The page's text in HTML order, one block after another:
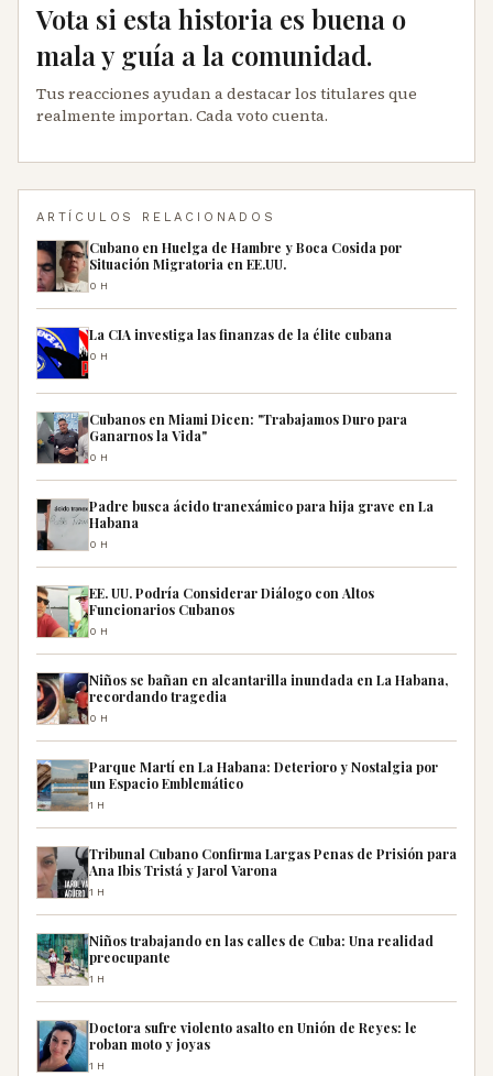
Vota si esta historia es buena o
mala y guía a la comunidad.
Tus reacciones ayudan a destacar los titulares que
realmente importan. Cada voto cuenta.
ARTÍCULOS RELACIONADOS
Cubano en Huelga de Hambre y Boca Cosida por
Situación Migratoria en EE.UU.
0H
La CIA investiga las finanzas de la élite cubana
0H
Cubanos en Miami Dicen: "Trabajamos Duro para
Ganarnos la Vida"
0H
Padre busca ácido tranexámico para hija grave en La
Habana
0H
EE. UU. Podría Considerar Diálogo con Altos
Funcionarios Cubanos
0H
Niños se bañan en alcantarilla inundada en La Habana,
recordando tragedia
0H
Parque Martí en La Habana: Deterioro y Nostalgia por
un Espacio Emblemático
1H
Tribunal Cubano Confirma Largas Penas de Prisión para
Ana Ibis Tristá y Jarol Varona
1H
Niños trabajando en las calles de Cuba: Una realidad
preocupante
1H
Doctora sufre violento asalto en Unión de Reyes: le
roban moto y joyas
1H